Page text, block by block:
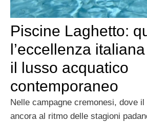
Piscine Laghetto:
l’eccellenza
il lusso acquatico
contemporaneo
Nelle campagne cremonesi, dove
ancora al ritmo delle stagioni